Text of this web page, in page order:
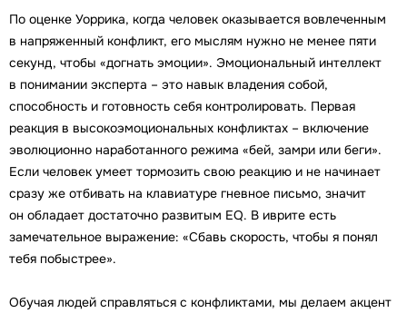
По оценке Уоррика, когда человек оказывается вовлеченным
в напряженный конфликт, его мыслям нужно не менее пяти
секунд, чтобы «догнать эмоции». Эмоциональный интеллект
в понимании эксперта – это навык владения собой,
способность и готовность себя контролировать. Первая
реакция в высокоэмоциональных конфликтах – включение
эволюционно наработанного режима «бей, замри или беги».
Если человек умеет тормозить свою реакцию и не начинает
сразу же отбивать на клавиатуре гневное письмо, значит
он обладает достаточно развитым EQ. В иврите есть
замечательное выражение: «Сбавь скорость, чтобы я понял
тебя побыстрее».
Обучая людей справляться с конфликтами, мы делаем акцент